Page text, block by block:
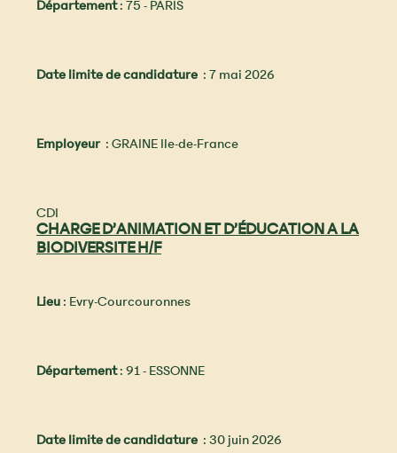
Département: 75 - PARIS
Date limite de candidature : 7 mai 2026
Employeur: GRAINE Ile-de-France
CDI
CHARGE D’ANIMATION ET D’ÉDUCATION A LA
BIODIVERSITE H/F
Lieu: Evry-Courcouronnes
Département: 91 - ESSONNE
Date limite de candidature : 30 juin 2026